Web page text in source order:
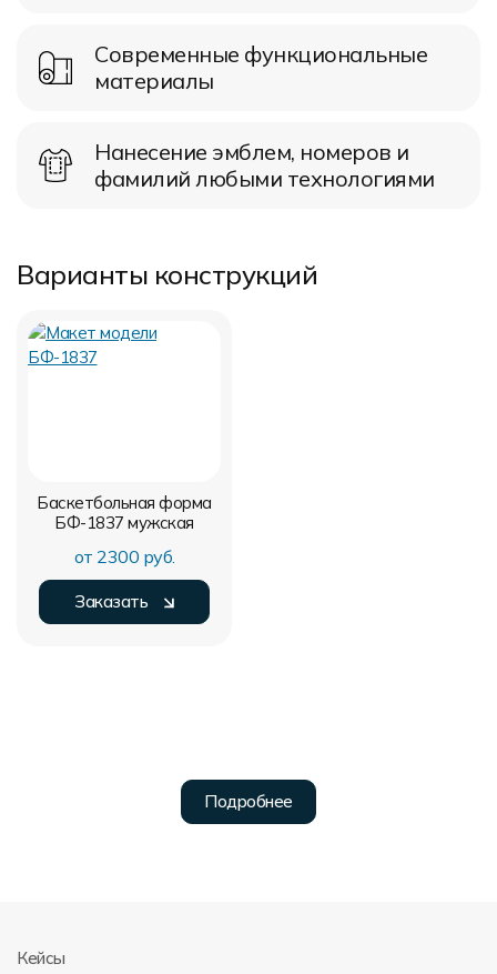
Современные функциональные
материалы
Нанесение эмблем, номеров и
фамилий любыми технологиями
Варианты конструкций
Баскетбольная форма
БФ-1837 мужская
от 2300 руб.
Заказать
Кейсы